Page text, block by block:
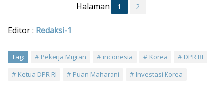
Halaman 1 2
Editor : Redaksi-1
Tag: Pekerja Migran indonesia Korea
DPR RI
Ketua DPR RI
Puan Maharani
Investasi Korea